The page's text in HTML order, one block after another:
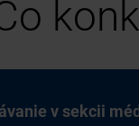
v sekcii